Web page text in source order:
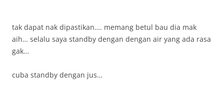
tak dapat nak dipastikan…. memang betul bau dia mak
aih… selalu saya standby dengan dengan air yang ada rasa
gak…
cuba standby dengan jus…